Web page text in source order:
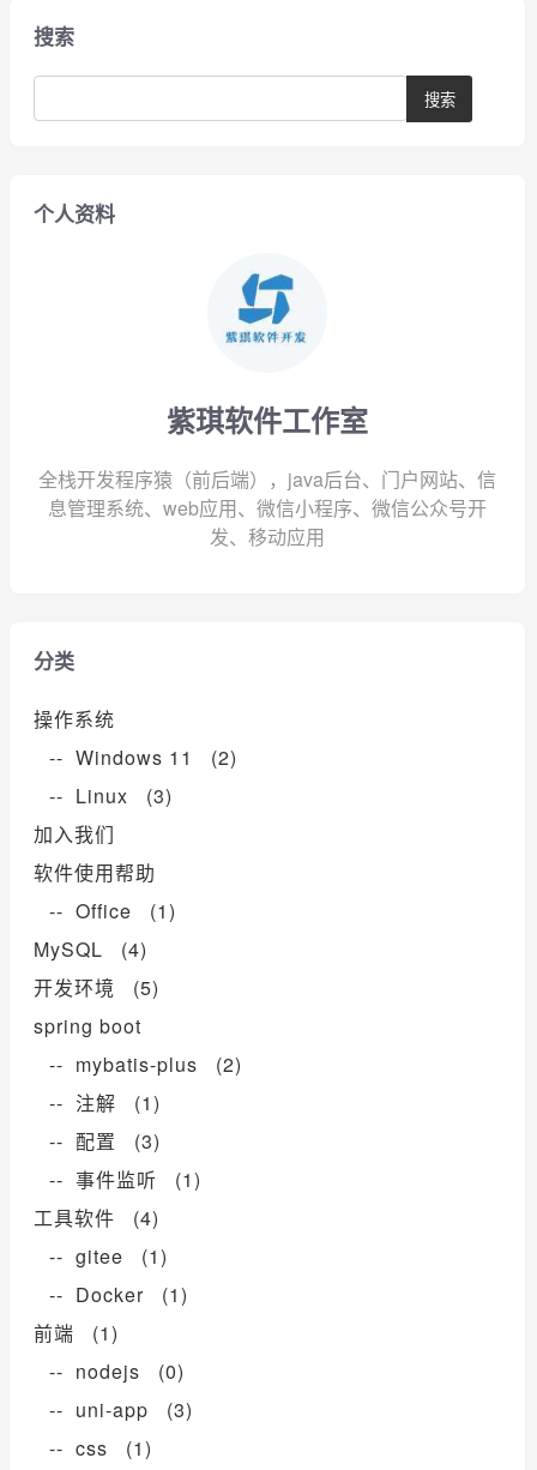
搜索
个人资料
紫琪软件工作室
全栈开发程序猿（前后端），java后台、门户网站、信
息管理系统、web应用、微信小程序、微信公众号开
发、移动应用
分类
操作系统
-- Windows 11 (2)
-- Linux (3)
加入我们
软件使用帮助
-- Office (1)
MySQL (4)
开发环境 (5)
spring boot
-- mybatis-plus (2)
-- 注解 (1)
-- 配置 (3)
-- 事件监听 (1)
工具软件 (4)
-- gitee (1)
-- Docker (1)
前端 (1)
-- nodejs (0)
-- uni-app (3)
-- css (1)